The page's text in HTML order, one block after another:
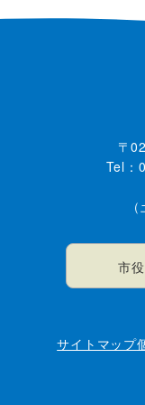
〒
Tel：
市
サイトマップ